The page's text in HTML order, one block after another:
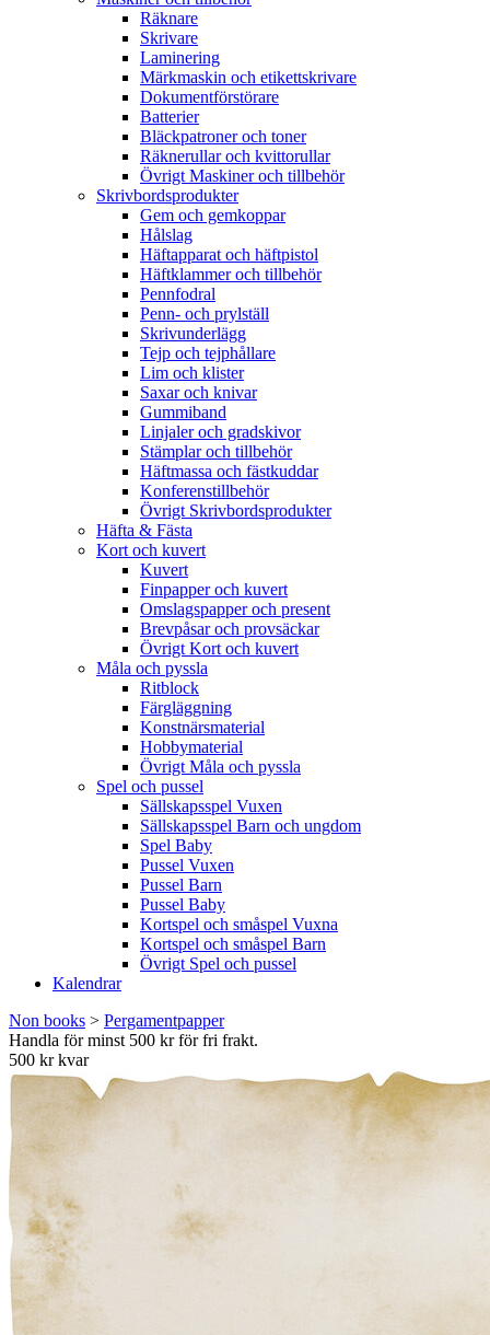
Räknare
Skrivare
Laminering
Märkmaskin och etikettskrivare
Dokumentförstörare
Batterier
Bläckpatroner och toner
Räknerullar och kvittorullar
Övrigt Maskiner och tillbehör
Skrivbordsprodukter
Gem och gemkoppar
Hålslag
Häftapparat och häftpistol
Häftklammer och tillbehör
Pennfodral
Penn- och prylställ
Skrivunderlägg
Tejp och tejphållare
Lim och klister
Saxar och knivar
Gummiband
Linjaler och gradskivor
Stämplar och tillbehör
Häftmassa och fästkuddar
Konferenstillbehör
Övrigt Skrivbordsprodukter
Häfta & Fästa
Kort och kuvert
Kuvert
Finpapper och kuvert
Omslagspapper och present
Brevpåsar och provsäckar
Övrigt Kort och kuvert
Måla och pyssla
Ritblock
Färgläggning
Konstnärsmaterial
Hobbymaterial
Övrigt Måla och pyssla
Spel och pussel
Sällskapsspel Vuxen
Sällskapsspel Barn och ungdom
Spel Baby
Pussel Vuxen
Pussel Barn
Pussel Baby
Kortspel och småspel Vuxna
Kortspel och småspel Barn
Övrigt Spel och pussel
Kalendrar
Non books > Pergamentpapper
Handla för minst 500 kr för fri frakt.
500 kr kvar